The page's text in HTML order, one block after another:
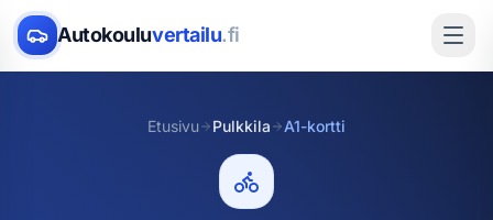
Autokouluvertailu.fi
Etusivu Pulkkila A1-kortti